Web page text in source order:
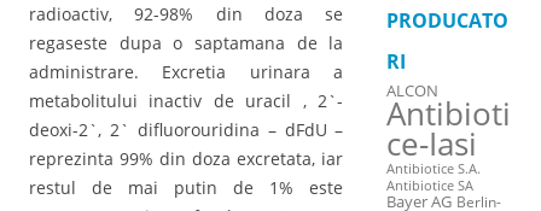
radioactiv, 92-98% din doza se
regaseste dupa o saptamana de la
administrare. Excretia urinara a
metabolitului inactiv de uracil , 2`-
deoxi-2`, 2` difluorouridina – dFdU –
reprezinta 99% din doza excretata, iar
restul de mai putin de 1% este
PRODUCATO
RI
ALCON
Antibioti
ce-Iasi
Antibiotice S.A.
Antibiotice SA
Bayer AG Berlin-